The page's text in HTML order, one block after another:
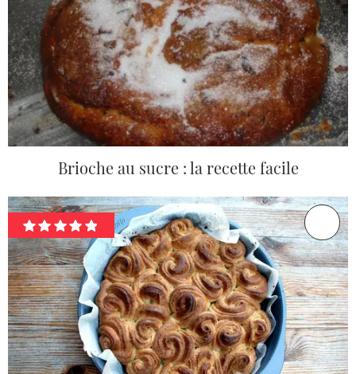
Brioche au sucre : la recette facile